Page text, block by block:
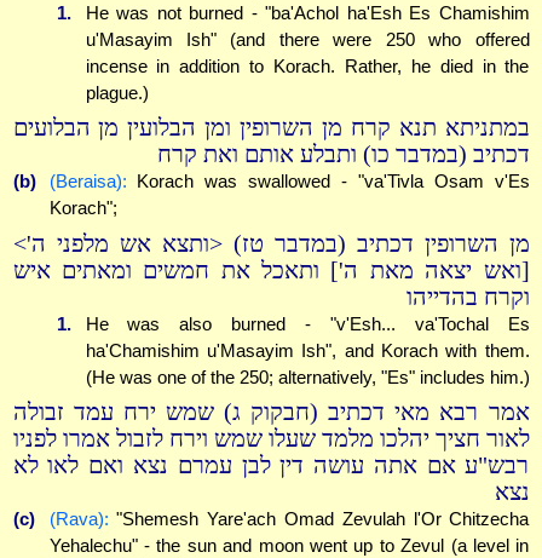
1.
He was not burned - "ba'Achol ha'Esh Es Chamishim
u'Masayim Ish" (and there were 250 who offered
incense in addition to Korach. Rather, he died in the
plague.)
במתניתא תנא קרח מן השרופין ומן הבלועין מן הבלועים
דכתיב (במדבר כו) ותבלע אותם ואת קרח
(b) (Beraisa): Korach was swallowed - "va'Tivla Osam v'Es
Korach";
מן השרופין דכתיב (במדבר טז) <ותצא אש מלפני ה'>
[ואש יצאה מאת ה'] ותאכל את חמשים ומאתים איש
וקרח בהדייהו
1.
He was also burned - "v'Esh... va'Tochal Es
ha'Chamishim u'Masayim Ish", and Korach with them.
(He was one of the 250; alternatively, "Es" includes him.)
אמר רבא מאי דכתיב (חבקוק ג) שמש ירח עמד זבולה
לאור חציך יהלכו מלמד שעלו שמש וירח לזבול אמרו לפניו
רבש"ע אם אתה עושה דין לבן עמרם נצא ואם לאו לא
נצא
(c) (Rava): "Shemesh Yare'ach Omad Zevulah l'Or Chitzecha
Yehalechu" - the sun and moon went up to Zevul (a level in